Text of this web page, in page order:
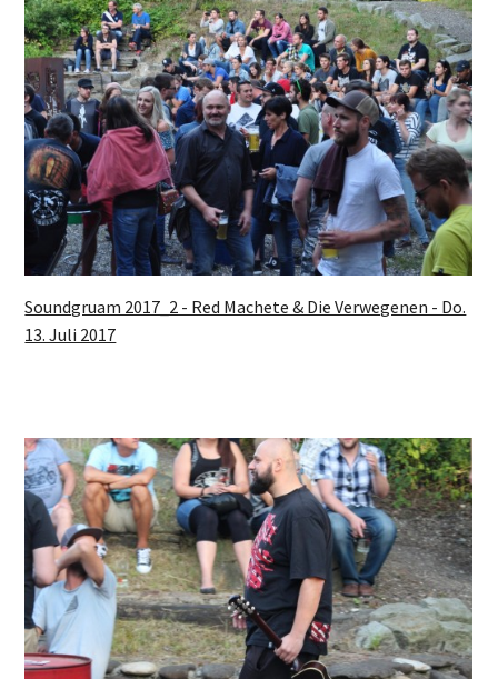
Soundgruam 2017_2 - Red Machete & Die Verwegenen - Do.
13. Juli 2017